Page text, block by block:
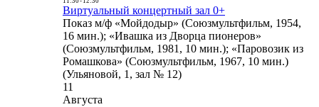
Виртуальный концертный зал 0+
Показ м/ф «Мойдодыр» (Союзмультфильм, 1954,
16 мин.); «Ивашка из Дворца пионеров»
(Союзмультфильм, 1981, 10 мин.); «Паровозик из
Ромашкова» (Союзмультфильм, 1967, 10 мин.)
(Ульяновой, 1, зал № 12)
11
Августа